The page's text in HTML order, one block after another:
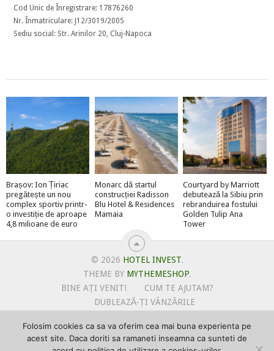
Cod Unic de Înregistrare: 17876260
Nr. Înmatriculare: J12/3019/2005
Sediu social: Str. Arinilor 20, Cluj-Napoca
Brașov: Ion Țiriac
pregătește un nou
complex sportiv printr-
o investiție de aproape
4,8 milioane de euro
Monarc dă startul
construcției Radisson
Blu Hotel & Residences
Mamaia
Courtyard by Marriott
debutează la Sibiu prin
rebranduirea fostului
Golden Tulip Ana
Tower
© 2026 HOTEL INVEST.
THEME BY MYTHEMESHOP.
BINE AȚI VENIT!
CUM TE AJUTAM?
DUBLEAZĂ-ȚI VÂNZĂRILE
POLITICA DE UTILIZARE COOKIE-URI
PRIMEȘTI GRATUIT MEGA-CADOURI LA ABONARE
Folosim cookies ca sa va oferim cea mai buna experienta pe
acest site. Daca doriti sa ramaneti inseamna ca sunteti de